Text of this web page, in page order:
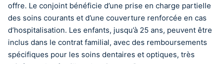
offre. Le conjoint bénéficie d’une prise en charge partielle
des soins courants et d’une couverture renforcée en cas
d’hospitalisation. Les enfants, jusqu’à 25 ans, peuvent être
inclus dans le contrat familial, avec des remboursements
spécifiques pour les soins dentaires et optiques, très